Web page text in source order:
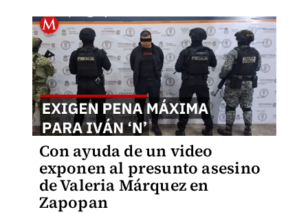
Con ayuda de un video
exponen al presunto asesino
de Valeria Márquez en
Zapopan